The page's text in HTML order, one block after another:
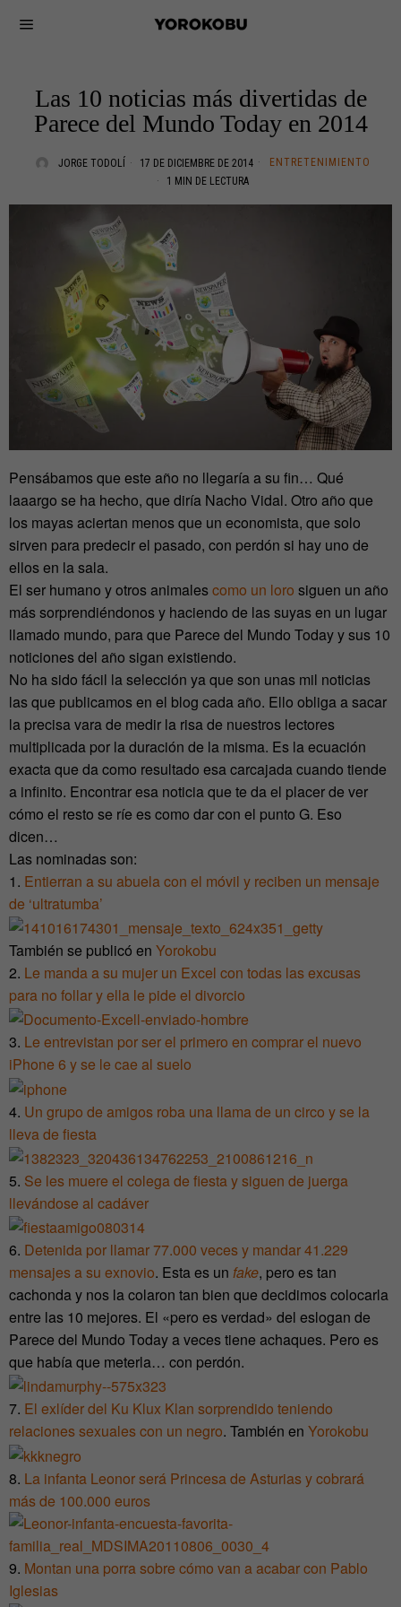
Las 10 noticias más divertidas de
Parece del Mundo Today en 2014
JORGE TODOLÍ 17 DE DICIEMBRE DE 2014
ENTRETENIMIENTO
1 MIN DE LECTURA
Pensábamos que este año no llegaría a su fin… Qué
laaargo se ha hecho, que diría Nacho Vidal. Otro año que
los mayas aciertan menos que un economista, que solo
sirven para predecir el pasado, con perdón si hay uno de
ellos en la sala.
El ser humano y otros animalescomo un loro siguen un año
más sorprendiéndonos y haciendo de las suyas en un lugar
llamado mundo, para que Parece del Mundo Today y sus 10
noticiones del año sigan existiendo.
No ha sido fácil la selección ya que son unas mil noticias
las que publicamos en el blog cada año. Ello obliga a sacar
la precisa vara de medir la risa de nuestros lectores
multiplicada por la duración de la misma. Es la ecuación
exacta que da como resultado esa carcajada cuando tiende
a infinito. Encontrar esa noticia que te da el placer de ver
cómo el resto se ríe es como dar con el punto G. Eso
dicen…
Las nominadas son:
1. Entierran a su abuela con el móvil y reciben un mensaje
de ‘ultratumba’
También se publicó en Yorokobu
2. Le manda a su mujer un Excel con todas las excusas
para no follar y ella le pide el divorcio
3. Le entrevistan por ser el primero en comprar el nuevo
iPhone 6 y se le cae al suelo
4. Un grupo de amigos roba una llama de un circo y se la
lleva de fiesta
5. Se les muere el colega de fiesta y siguen de juerga
llevándose al cadáver
6. Detenida por llamar 77.000 veces y mandar 41.229
mensajes a su exnovio. Esta es un fake, pero es tan
cachonda y nos la colaron tan bien que decidimos colocarla
entre las 10 mejores. El «pero es verdad» del eslogan de
Parece del Mundo Today a veces tiene achaques. Pero es
que había que meterla… con perdón.
7. El exlíder del Ku Klux Klan sorprendido teniendo
relaciones sexuales con un negro. También en Yorokobu
8. La infanta Leonor será Princesa de Asturias y cobrará
más de 100.000 euros
9. Montan una porra sobre cómo van a acabar con Pablo
Iglesias